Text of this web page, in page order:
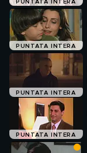
PUNTATA INTERA
PUNTATA INTERA
PUNTATA INTERA
PUNTATA INTERA